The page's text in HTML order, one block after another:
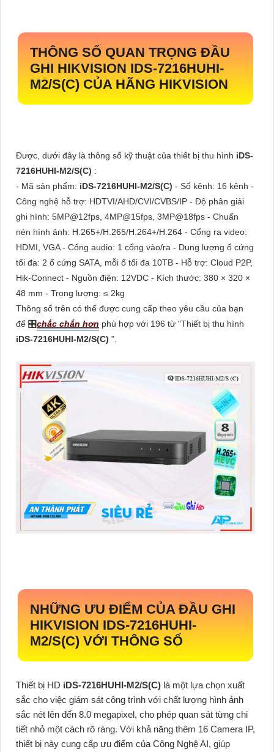
THÔNG SỐ QUAN TRỌNG ĐẦU
GHI HIKVISION IDS-7216HUHI-
M2/S(C) CỦA HÃNG HIKVISION
Được, dưới đây là thông số kỹ thuật của thiết bị thu hình iDS-
7216HUHI-M2/S(C) :
- Mã sản phẩm: iDS-7216HUHI-M2/S(C) - Số kênh: 16 kênh -
Công nghệ hỗ trợ: HDTVI/AHD/CVI/CVBS/IP - Độ phân giải
ghi hình: 5MP@12fps, 4MP@15fps, 3MP@18fps - Chuẩn
nén hình ảnh: H.265+/H.265/H.264+/H.264 - Cổng ra video:
HDMI, VGA - Cổng audio: 1 cổng vào/ra - Dung lượng ổ cứng
tối đa: 2 ổ cứng SATA, mỗi ổ tối đa 10TB - Hỗ trợ: Cloud P2P,
Hik-Connect - Nguồn điện: 12VDC - Kích thước: 380 × 320 ×
48 mm - Trọng lượng: ≤ 2kg
Thông số trên có thể được cung cấp theo yêu cầu của bạn
để 🎛chắc chắn hơn phù hợp với 196 từ "Thiết bị thu hình
iDS-7216HUHI-M2/S(C) ".
NHỮNG ƯU ĐIỂM CỦA ĐẦU GHI
HIKVISION IDS-7216HUHI-
M2/S(C) VỚI THÔNG SỐ
Thiết bị HD iDS-7216HUHI-M2/S(C) là một lựa chọn xuất
sắc cho việc giám sát công trình với chất lượng hình ảnh
sắc nét lên đến 8.0 megapixel, cho phép quan sát từng chi
tiết nhỏ một cách rõ ràng. Với khả năng thêm 16 Camera IP,
thiết bị này cung cấp ưu điểm của Công Nghệ AI, giúp